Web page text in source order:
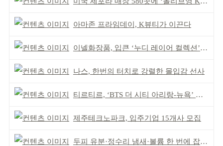
아마존 프라임데이, K뷰티가 이끈다
이넬화장품, 입큰 ‘누디 레이어 컬렉션’ 출시
나스, 한번의 터치로 강렬한 몰입감 선사
티르티르, ‘BTS 더 시티 아리랑-뉴욕’ 참여
제주테크노파크, 입주기업 15개사 모집
두피 유분·정수리 냄새·볼륨 한 번에 잡는다